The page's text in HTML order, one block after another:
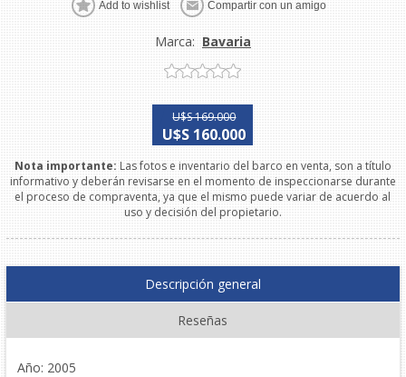
Marca: Bavaria
U$S 169.000
U$S 160.000
Nota importante: Las fotos e inventario del barco en venta, son a título
informativo y deberán revisarse en el momento de inspeccionarse durante
el proceso de compraventa, ya que el mismo puede variar de acuerdo al
uso y decisión del propietario.
Descripción general
Reseñas
Año: 2005